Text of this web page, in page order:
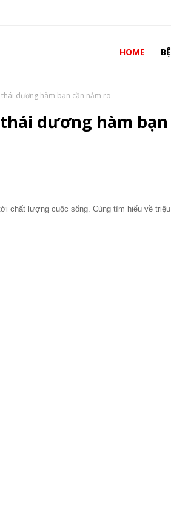
HOME
dương hàm bạn cần nẳm rõ
dương hàm bạn
chất lượng cuộc sống. Cùng tìm hiểu về